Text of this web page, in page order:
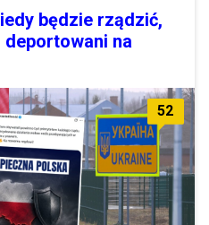
będzie rządzić,
na
52